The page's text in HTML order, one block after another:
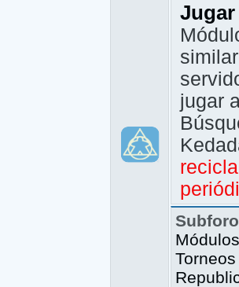
Jugar
jugar